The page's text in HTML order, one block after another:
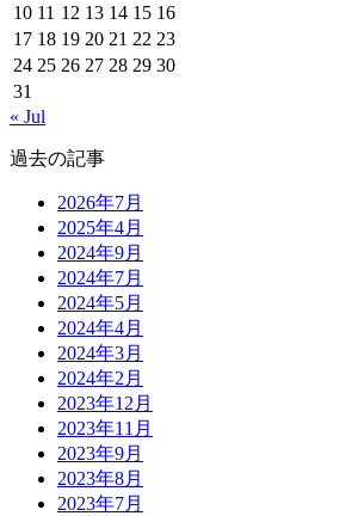
10 11 12 13 14 15 16
17 18 19 20 21 22 23
24 25 26 27 28 29 30
31
« Jul
過去の記事
2026年7月
2025年4月
2024年9月
2024年7月
2024年5月
2024年4月
2024年3月
2024年2月
2023年12月
2023年11月
2023年9月
2023年8月
2023年7月